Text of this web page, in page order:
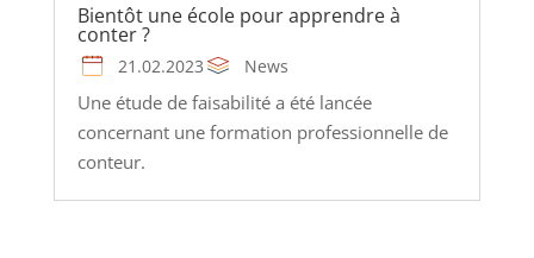
Bientôt une école pour apprendre à
conter ?
21.02.2023 News
Une étude de faisabilité a été lancée
concernant une formation professionnelle de
conteur.